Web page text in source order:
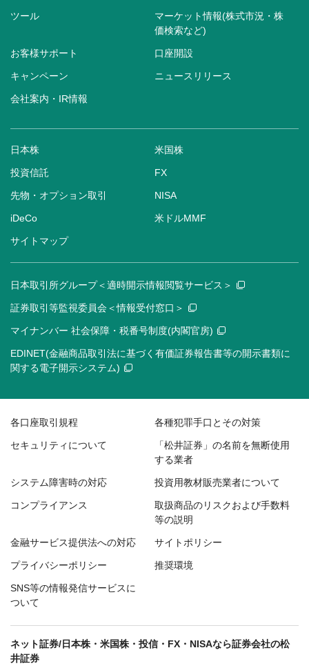
ツール
マーケット情報(株式市況・株
価検索など)
お客様サポート 口座開設
キャンペーン ニュースリリース
会社案内・IR情報
日本株 米国株
投資信託 FX
先物・オプション取引 NISA
iDeCo 米ドルMMF
サイトマップ
日本取引所グループ＜適時開示情報閲覧サービス＞
証券取引等監視委員会＜情報受付窓口＞
マイナンバー 社会保障・税番号制度(内閣官房)
EDINET(金融商品取引法に基づく有価証券報告書等の開示書類に
関する電子開示システム)
各口座取引規程 各種犯罪手口とその対策
セキュリティについて
「松井証券」の名前を無断使用
する業者
システム障害時の対応 投資用教材販売業者について
コンプライアンス
取扱商品のリスクおよび手数料
等の説明
金融サービス提供法への対応 サイトポリシー
プライバシーポリシー 推奨環境
SNS等の情報発信サービスに
ついて
ネット証券/日本株・米国株・投信・FX・NISAなら証券会社の松
井証券